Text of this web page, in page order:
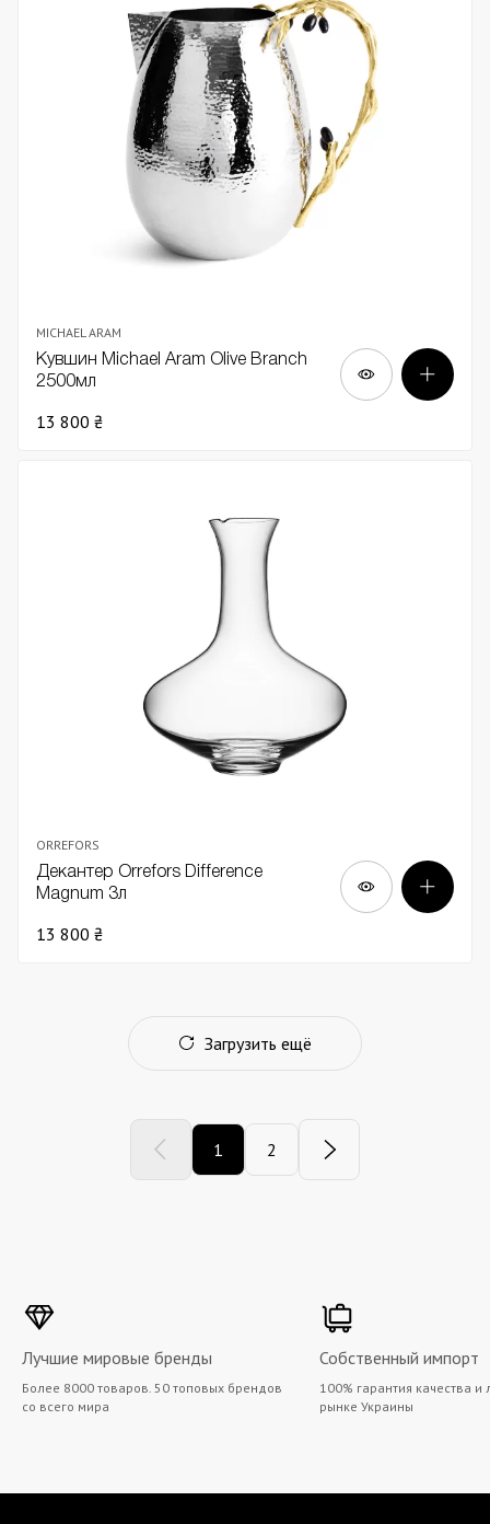
MICHAEL ARAM
Кувшин Michael Aram Olive Branch
2500мл
13 800 ₴
ORREFORS
Декантер Orrefors Difference
Magnum 3л
13 800 ₴
Загрузить ещё
1 2
Лучшие мировые бренды
Более 8000 товаров. 50 топовых брендов
со всего мира
Собственный импорт
100% гарантия качества
рынке Украины